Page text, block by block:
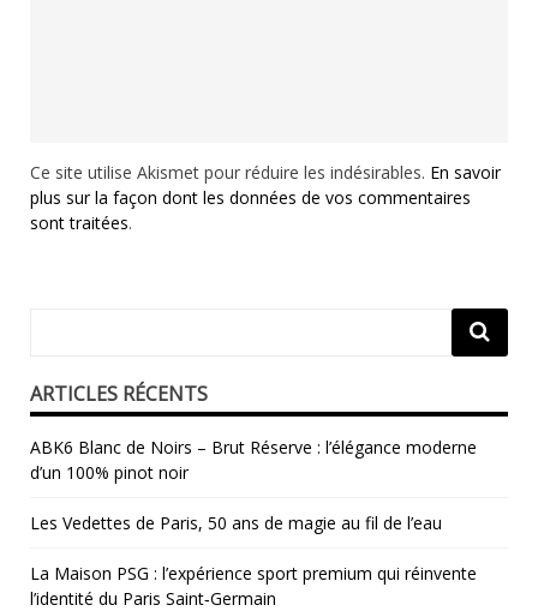
Ce site utilise Akismet pour réduire les indésirables. En savoir
plus sur la façon dont les données de vos commentaires
sont traitées.
ARTICLES RÉCENTS
ABK6 Blanc de Noirs – Brut Réserve : l’élégance moderne
d’un 100% pinot noir
Les Vedettes de Paris, 50 ans de magie au fil de l’eau
La Maison PSG : l’expérience sport premium qui réinvente
l’identité du Paris Saint‑Germain